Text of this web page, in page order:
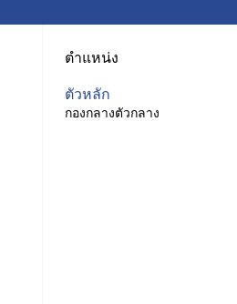
ตำแหน่ง
ตัวหลัก
กองกลางตัวกลาง